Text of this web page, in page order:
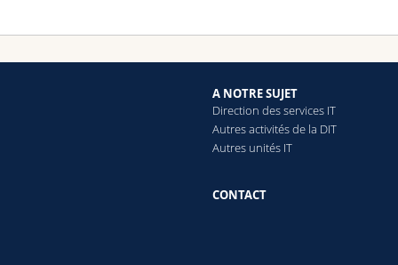
A NOTRE SUJET
Direction des services IT
Autres activités de la DIT
Autres unités IT
CONTACT